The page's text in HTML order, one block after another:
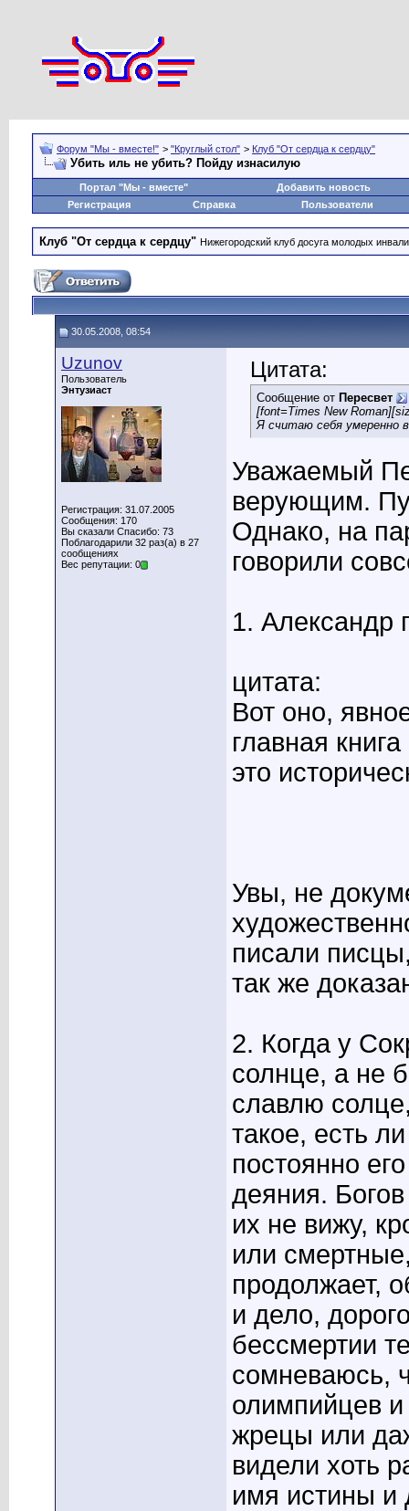
Форум "Мы - вместе!" > "Круглый стол" > Клуб "От сердца к сердцу"
Убить иль не убить? Пойду изнасилую
Портал "Мы - вместе"
Добавить новость
Регистрация
Справка Пользователи
Клуб "От сердца к сердцу" Нижегородский клуб досуга молодых
30.05.2008, 08:54
Uzunov
Пользователь
Энтузиаст
Регистрация: 31.07.2005
Сообщения: 170
Вы сказали Спасибо: 73
Поблагодарили 32 раз(а) в 27
сообщениях
Вес репутации: 0
Цитата:
Сообщение от Пересвет
[font=Times New
Я считаю себя умеренно
Уважаемый
верующим.
Однако, на
говорили
1. Александр
цитата:
Вот оно,
главная
это
Увы, не
писали
так же
2. Когда у
солнце, а не
славлю
такое, есть
постоянно
деяния.
их не вижу,
или
продолжает,
и дело,
бессмертии
сомневаюсь,
олимпийцев и
жрецы или
видели хоть
имя истины и